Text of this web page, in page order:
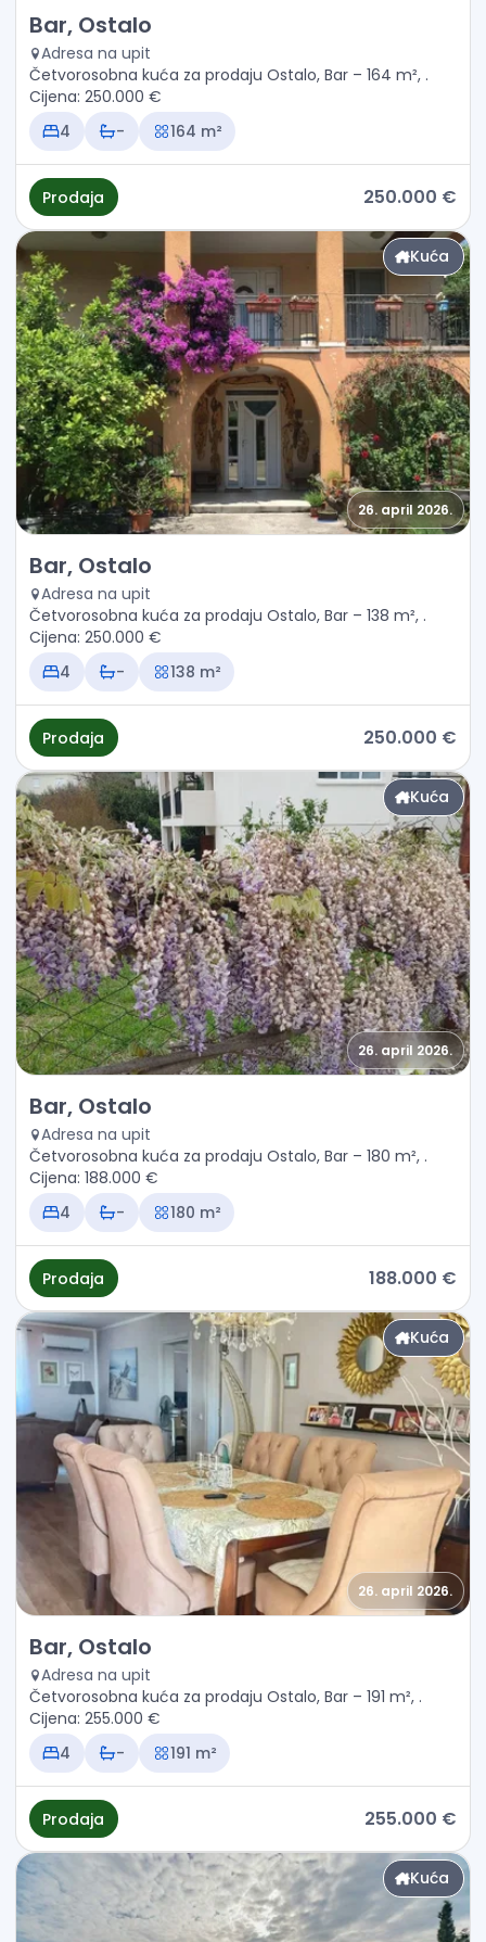
Prodaja - Kuća Bar, Ostalo
Bar, Ostalo
Adresa na upit
Četvorosobna kuća za prodaju Ostalo, Bar – 164 m², .
Cijena: 250.000 €
4
- 164 m²
Prodaja 250.000 €
Kuća
26. april 2026.
Prodaja - Kuća Bar, Ostalo
Bar, Ostalo
Adresa na upit
Četvorosobna kuća za prodaju Ostalo, Bar – 138 m², .
Cijena: 250.000 €
4
- 138 m²
Prodaja 250.000 €
Kuća
26. april 2026.
Prodaja - Kuća Bar, Ostalo
Bar, Ostalo
Adresa na upit
Četvorosobna kuća za prodaju Ostalo, Bar – 180 m², .
Cijena: 188.000 €
4
- 180 m²
Prodaja 188.000 €
Kuća
26. april 2026.
Prodaja - Kuća Bar, Ostalo
Bar, Ostalo
Adresa na upit
Četvorosobna kuća za prodaju Ostalo, Bar – 191 m², .
Cijena: 255.000 €
4
- 191 m²
Prodaja 255.000 €
Kuća